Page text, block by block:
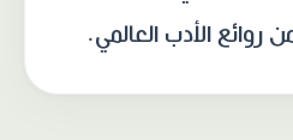
روائع الأدب العالمي.